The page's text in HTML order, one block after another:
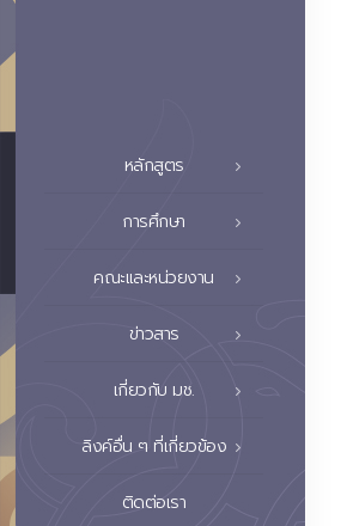
หลักสูตร
การศึกษา
คณะและหน่วยงาน
ข่าวสาร
เกี่ยวกับ มช.
ลิงค์อื่น ๆ ที่เกี่ยวข้อง
ติดต่อเรา